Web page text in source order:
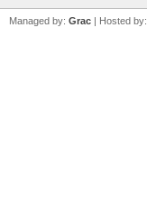
Managed by: Grac | Hosted by: